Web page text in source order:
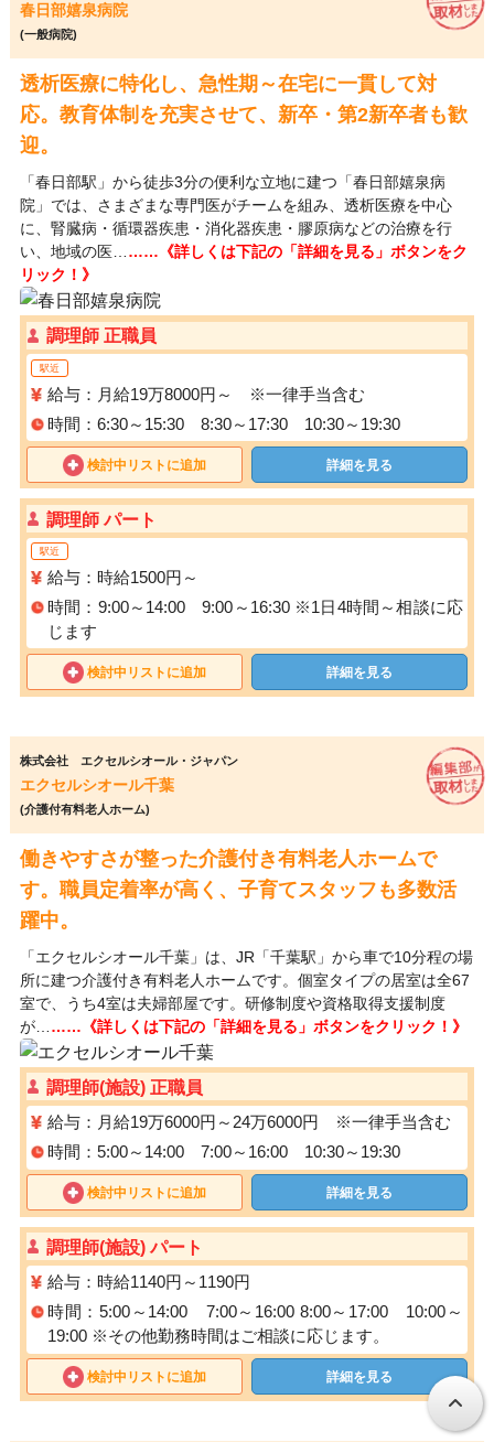
春日部嬉泉病院
(一般病院)
透析医療に特化し、急性期～在宅に一貫して対
応。教育体制を充実させて、新卒・第2新卒者も歓
迎。
「春日部駅」から徒歩3分の便利な立地に建つ「春日部嬉泉病
院」では、さまざまな専門医がチームを組み、透析医療を中心
に、腎臓病・循環器疾患・消化器疾患・膠原病などの治療を行
い、地域の医… ……《詳しくは下記の「詳細を見る」ボタンをク
リック！》
調理師 正職員
駅近
給与：月給19万8000円～ ※一律手当含む
時間：6:30～15:30 8:30～17:30 10:30～19:30
検討中リストに追加 詳細を見る
調理師 パート
駅近
給与：時給1500円～
時間：9:00～14:00 9:00～16:30 ※1日4時間～相談に応
じます
検討中リストに追加 詳細を見る
株式会社 エクセルシオール・ジャパン
エクセルシオール千葉
(介護付有料老人ホーム)
働きやすさが整った介護付き有料老人ホームで
す。職員定着率が高く、子育てスタッフも多数活
躍中。
「エクセルシオール千葉」は、JR「千葉駅」から車で10分程の場
所に建つ介護付き有料老人ホームです。個室タイプの居室は全67
室で、うち4室は夫婦部屋です。研修制度や資格取得支援制度
が… ……《詳しくは下記の「詳細を見る」ボタンをクリック！》
調理師(施設) 正職員
給与：月給19万6000円～24万6000円 ※一律手当含む
時間：5:00～14:00 7:00～16:00 10:30～19:30
検討中リストに追加 詳細を見る
調理師(施設) パート
給与：時給1140円～1190円
時間：5:00～14:00 7:00～16:00 8:00～17:00 10:00～
19:00 ※その他勤務時間はご相談に応じます。
検討中リストに追加 詳細を見る